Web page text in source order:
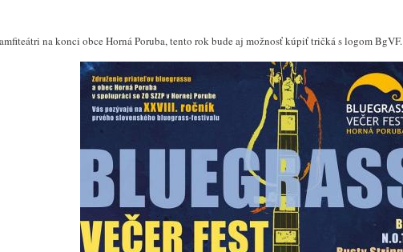
na konci obce Horná Poruba, tento rok bude aj možnosť kúpiť tričká s logom BgVF.